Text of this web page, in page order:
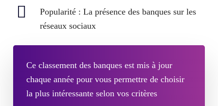
Popularité: La présence des banques sur les
réseaux sociaux
Ce classement des banques est mis à jour
chaque année pour vous permettre de choisir
la plus intéressante selon vos critères